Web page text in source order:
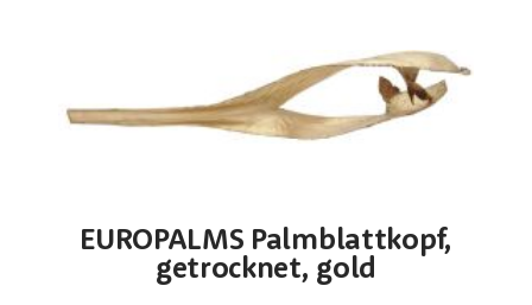
EUROPALMS Palmblattkopf,
getrocknet, gold